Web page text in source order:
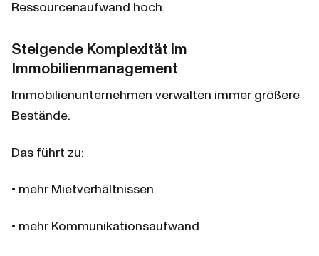
Ressourcenaufwand hoch.
Steigende Komplexität im
Immobilienmanagement
Immobilienunternehmen verwalten immer größere
Bestände.
Das führt zu:
• mehr Mietverhältnissen
• mehr Kommunikationsaufwand